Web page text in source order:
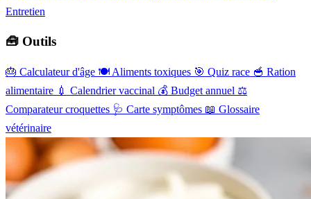
Entretien
🧰 Outils
🎂 Calculateur d'âge 🍽️ Aliments toxiques 🎯 Quiz race 🥣 Ration
alimentaire 💉 Calendrier vaccinal 💰 Budget annuel ⚖️
Comparateur croquettes 🩺 Carte symptômes 📖 Glossaire
vétérinaire